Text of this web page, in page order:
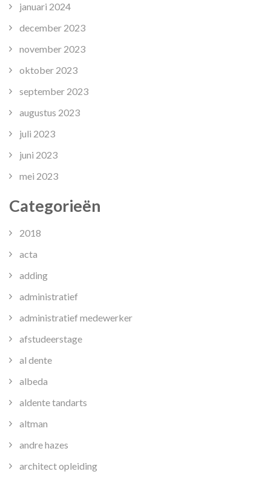
januari 2024
december 2023
november 2023
oktober 2023
september 2023
augustus 2023
juli 2023
juni 2023
mei 2023
Categorieën
2018
acta
adding
administratief
administratief medewerker
afstudeerstage
al dente
albeda
aldente tandarts
altman
andre hazes
architect opleiding